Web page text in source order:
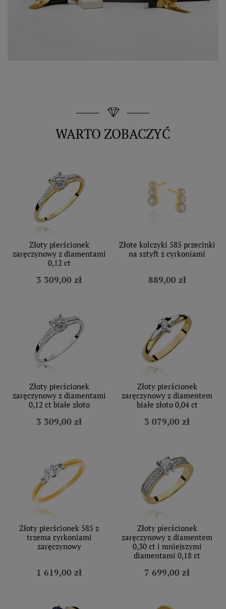
WARTO ZOBACZYĆ
Złoty pierścionek
zaręczynowy z diamentami
0,12 ct
3 309,00 zł
Złote kolczyki 585 przecinki
na sztyft z cyrkoniami
889,00 zł
Złoty pierścionek
zaręczynowy z diamentami
0,12 ct białe złoto
3 309,00 zł
Złoty pierścionek
zaręczynowy z diamentem
białe złoto 0,04 ct
3 079,00 zł
Złoty pierścionek 585 z
trzema cyrkoniami
zaręczynowy
1 619,00 zł
Złoty pierścionek
zaręczynowy z diamentem
0,30 ct i mniejszymi
diamentami 0,18 ct
7 699,00 zł